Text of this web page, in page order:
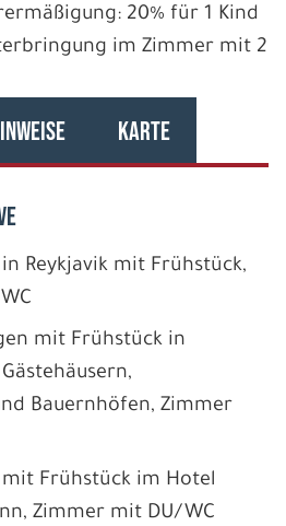
20% für 1 Kind
im Zimmer mit 2
KARTE
Reykjavik mit Frühstück,
mit Frühstück in
Bauernhöfen, Zimmer
Frühstück im Hotel
Zimmer mit DU/WC